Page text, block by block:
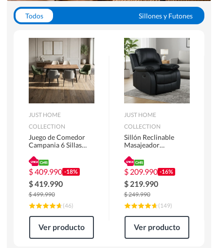
Todos
Sillones y Futones
Escritorios y Sillas PC
Racks y Muebles TV
Alfombras
JUST HOME
COLLECTION
Juego de Comedor
Campania 6 Sillas
180 x 90 x 76 cm
Café
$409.990 -18%
$419.990
$499.990
(46)
Ver producto
JUST HOME
COLLECTION
Sillón Reclinable
Masajeador
Atlanta 91x101x94
cm Negro
$ 209.990 -16%
$ 219.990
$249.990
(149)
Ver producto